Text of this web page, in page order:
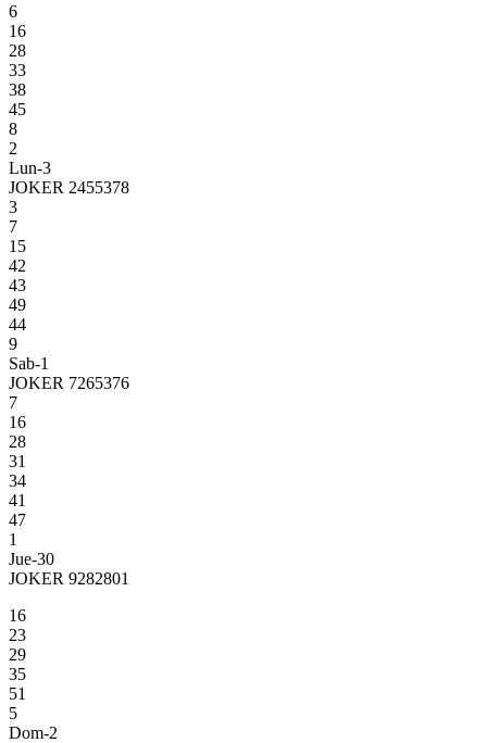
6
16
28
33
38
45
8
2
Lun-3
JOKER 2455378
3
7
15
42
43
49
44
9
Sab-1
JOKER 7265376
7
16
28
31
34
41
47
1
Jue-30
JOKER 9282801
16
23
29
35
51
5
Dom-2